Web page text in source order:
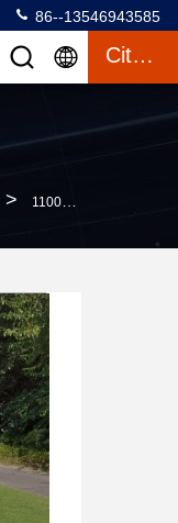
86--13546943585
Citaat
> 1100 / 1150MM 72V Het Elektrische Nut Van Aluminiumchassis Met Fouten Met Lading